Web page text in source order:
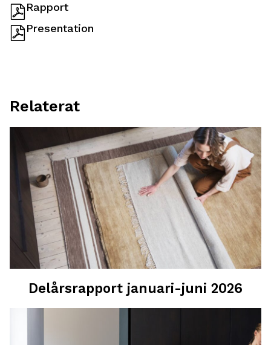
Rapport
Presentation
Relaterat
Delårsrapport januari-juni 2026